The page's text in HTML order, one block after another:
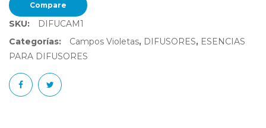
Compare
SKU:
DIFUCAM1
Categorías:
Campos Violetas, DIFUSORES, ESENCIAS
PARA DIFUSORES